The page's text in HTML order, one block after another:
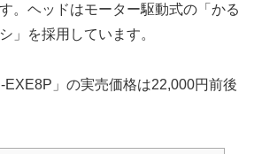
。ヘッドはモーター駆動式の「かる
」を採用しています。
EXE8P」の実売価格は22,000円前後